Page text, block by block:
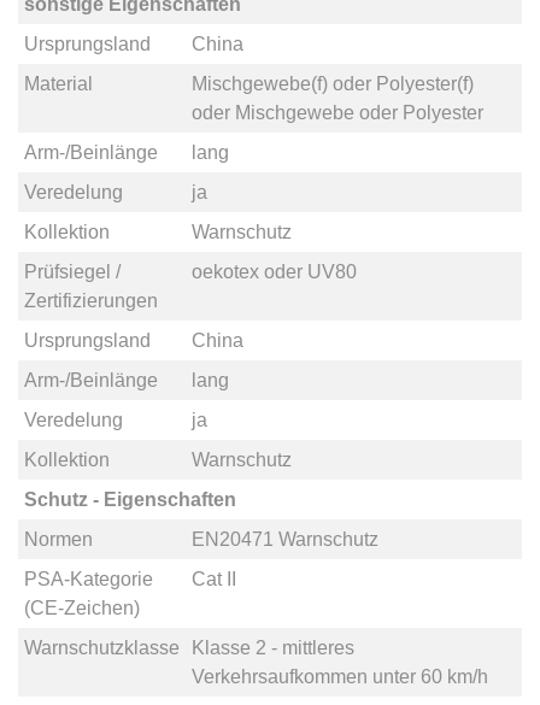
sonstige Eigenschaften
Ursprungsland
China
Material
Mischgewebe(f)oder Polyester(f)
oder Mischgewebe oder Polyester
Arm-/Beinlänge
lang
Veredelung
ja
Kollektion
Warnschutz
Prüfsiegel /
Zertifizierungen
oekotexoder UV80
Ursprungsland
China
Arm-/Beinlänge
lang
Veredelung
ja
Kollektion
Warnschutz
Schutz - Eigenschaften
Normen
EN20471 Warnschutz
PSA-Kategorie
(CE-Zeichen)
Cat II
Warnschutzklasse
Klasse 2 - mittleres
Verkehrsaufkommen unter 60 km/h